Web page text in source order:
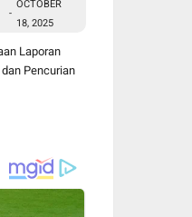
ke
-
OCTOBER
18, 2025
Laporan
Pencurian